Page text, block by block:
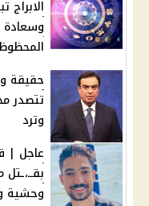
الابراج
حقيقة
تتصدر
وترد
عاجل |
وحشية